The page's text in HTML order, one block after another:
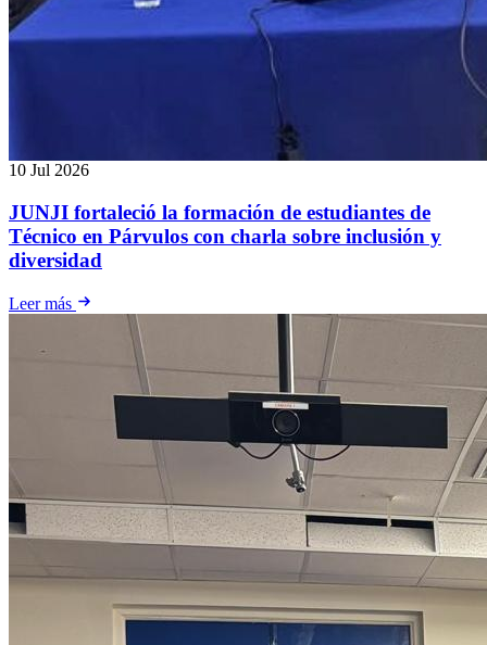
10 Jul 2026
JUNJI fortaleció la formación de estudiantes de
Técnico en Párvulos con charla sobre inclusión y
diversidad
Leer más